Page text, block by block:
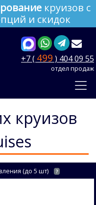
круизов с
и скидок
+7 ( 499 ) 404 09 55
отдел продаж
круизов
(до 5 шт) ?